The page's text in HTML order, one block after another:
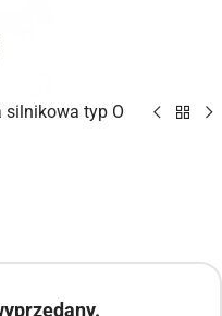
silnikowa typ O